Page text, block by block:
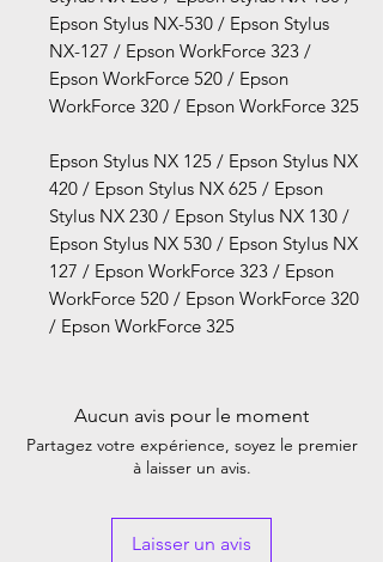
Epson Stylus NX-530 / Epson Stylus
NX-127 / Epson WorkForce 323 /
Epson WorkForce 520 / Epson
WorkForce 320 / Epson WorkForce 325
Epson Stylus NX 125 / Epson Stylus NX
420 / Epson Stylus NX 625 / Epson
Stylus NX 230 / Epson Stylus NX 130 /
Epson Stylus NX 530 / Epson Stylus NX
127 / Epson WorkForce 323 / Epson
WorkForce 520 / Epson WorkForce 320
/ Epson WorkForce 325
Aucun avis pour le moment
Partagez votre expérience, soyez le premier
à laisser un avis.
Laisser un avis